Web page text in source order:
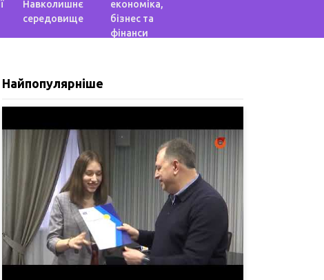
Навколишнє
середовище
економіка,
бізнес та
фінанси
Найпопулярніше